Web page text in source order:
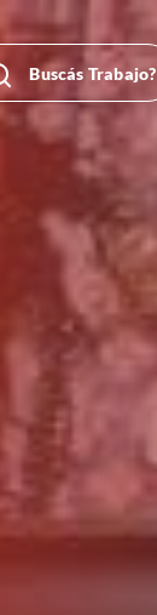
Buscás Trabajo?